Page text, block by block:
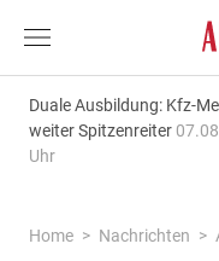
Duale Ausbildung: Kfz-
weiter Spitzenreiter
Uhr
Home Nachrichten